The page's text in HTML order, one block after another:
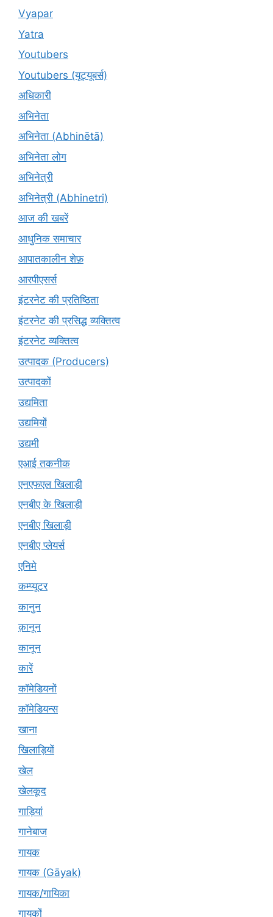
Vyapar
Yatra
Youtubers
Youtubers (यूट्यूबर्स)
अधिकारी
अभिनेता
अभिनेता (Abhinētā)
अभिनेता लोग
अभिनेत्री
अभिनेत्री (Abhinetri)
आज की खबरें
आधुनिक समाचार
आपातकालीन शेफ़
आरपीएसर्स
इंटरनेट की प्रतिष्ठिता
इंटरनेट की प्रसिद्ध व्यक्तित्व
इंटरनेट व्यक्तित्व
उत्पादक (Producers)
उत्पादकों
उद्यमिता
उद्यमियों
उद्यमी
एआई तकनीक
एनएफएल खिलाड़ी
एनबीए के खिलाड़ी
एनबीए खिलाड़ी
एनबीए प्लेयर्स
एनिमे
कम्प्यूटर
कानुन
क़ानून
कानून
कारें
कॉमेडियनों
कॉमेडियन्स
खाना
खिलाड़ियों
खेल
खेलकूद
गाड़ियां
गानेबाज
गायक
गायक (Gāyak)
गायक/गायिका
गायकों